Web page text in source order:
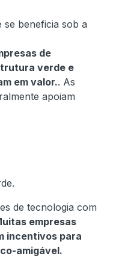
beneficia sob a
de
verde e
em valor.. As
apoiam
de tecnologia com
empresas
incentivos para
amigável.